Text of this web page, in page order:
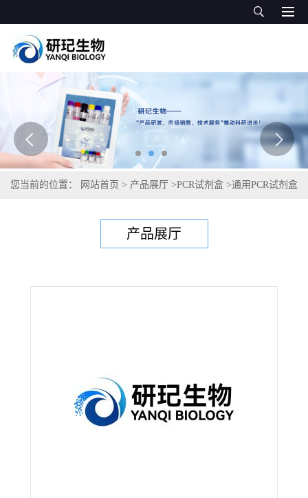
您当前的位置： 网站首页 > 产品展厅 >PCR试剂盒 >通用PCR试剂盒
产品展厅